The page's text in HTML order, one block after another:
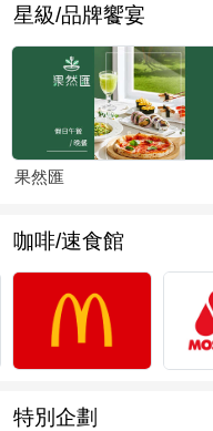
星級/品牌饗宴
果然匯
咖啡/速食館
特別企劃